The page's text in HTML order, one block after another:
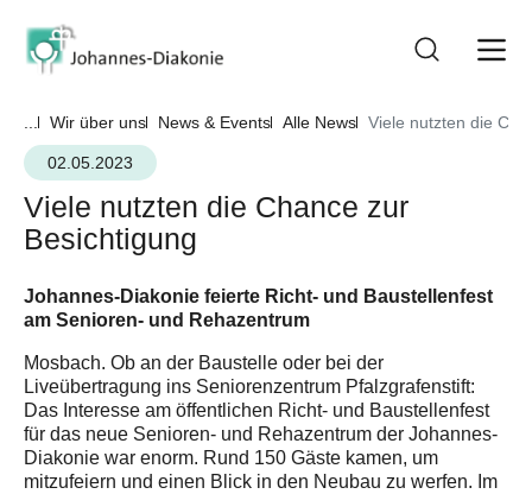
... Wir über uns News & Events Alle News Viele nutzten die
02.05.2023
Viele nutzten die Chance zur
Besichtigung
Johannes-Diakonie feierte Richt- und Baustellenfest
am Senioren- und Rehazentrum
Mosbach. Ob an der Baustelle oder bei der
Liveübertragung ins Seniorenzentrum Pfalzgrafenstift:
Das Interesse am öffentlichen Richt- und Baustellenfest
für das neue Senioren- und Rehazentrum der Johannes-
Diakonie war enorm. Rund 150 Gäste kamen, um
mitzufeiern und einen Blick in den Neubau zu werfen. Im